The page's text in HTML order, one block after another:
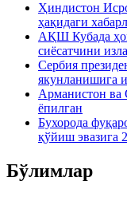
Ҳиндистон
ҳақидаги
АҚШ Кубада
сиёсатчини
Сербия
якунланишига
Арманистон ва
ёпилган
Бухорода
қўйиш эвазига
Бўлимлар